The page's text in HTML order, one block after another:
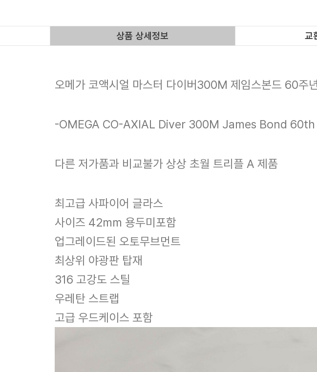
상품 상세정보 교
오메가 코액시얼 마스터 다이버300M 제임스본드 60주
-OMEGA CO-AXIAL Diver 300M James Bond
다른 저가품과 비교불가 상상 초월 트리플 A 제품
최고급 사파이어 글라스
사이즈 42mm 용두미포함
업그레이드된 오토무브먼트
최상위 야광판 탑재
316 고강도 스틸
우레탄 스트랩
고급 우드케이스 포함